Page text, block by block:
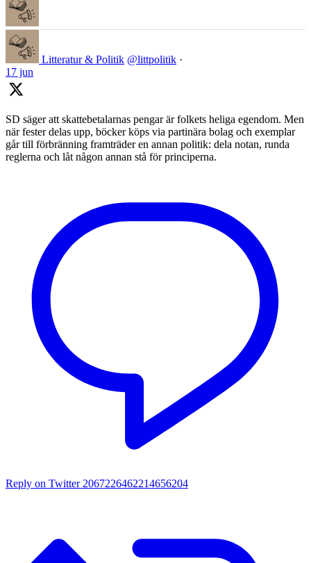
Litteratur & Politik @littpolitik ·
17 jun
SD säger att skattebetalarnas pengar är folkets heliga egendom. Men
när fester delas upp, böcker köps via partinära bolag och exemplar
går till förbränning framträder en annan politik: dela notan, runda
reglerna och låt någon annan stå för principerna.
Reply on Twitter 2067226462214656204